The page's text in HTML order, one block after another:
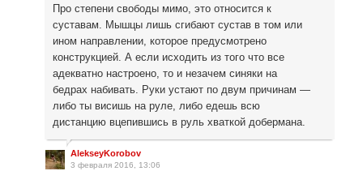
Про степени свободы мимо, это относится к
суставам. Мышцы лишь сгибают сустав в том или
ином направлении, которое предусмотрено
конструкцией. А если исходить из того что все
адекватно настроено, то и незачем синяки на
бедрах набивать. Руки устают по двум причинам —
либо ты висишь на руле, либо едешь всю
дистанцию вцепившись в руль хваткой добермана.
AlekseyKorobov
3 февраля 2016, 13:06